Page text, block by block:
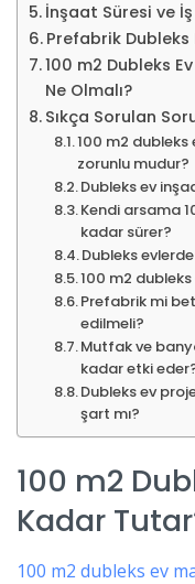
İnşaat Süresi ve İş
Prefabrik Dubleks
100 m2 Dubleks
Ne Olmalı?
Sıkça Sorulan
100 m2
zorunlu mudur?
Dubleks ev
Kendi arsama
kadar sürer?
Dubleks
100 m2
Prefabrik mi
edilmeli?
Mutfak ve
kadar etki
Dubleks ev
şart mı?
100 m2
Kadar
100 m2 dubleks ev